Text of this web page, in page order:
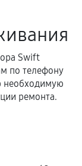
и
Swift
по телефону
необходимую
ремонта.